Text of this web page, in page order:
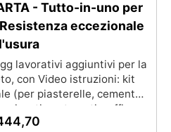
- Tutto-in-uno per
eccezionale
lavorativi aggiuntivi per la
con Video istruzioni: kit
(per piasterelle, cemento,
rivestimento antigraffio,
resistenza all'usura: il